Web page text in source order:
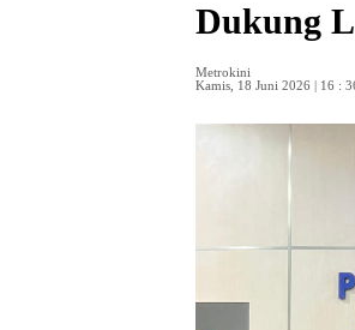
Dukung
Metrokini
Kamis, 18 Juni 2026 | 16 :